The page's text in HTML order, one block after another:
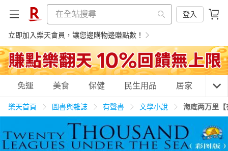
登入
立即加入樂天會員，讓您邊購物邊賺點數！
購物網分類
天天免運 美食蛋糕 養生保健 民生用品
免運 美食 保健 民生用品 居家 3C
樂天首頁 圖書與雜誌 有聲書 文學小說 海底两万里【